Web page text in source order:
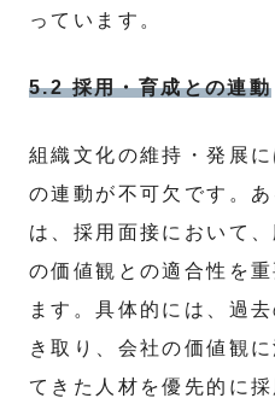
っています。
5.2 採用・育成との連動
組織文化の維持・発展
の連動が不可欠です。
は、採用面接において
の価値観との適合性を
ます。具体的には、過
き取り、会社の価値観
てきた人材を優先的に採